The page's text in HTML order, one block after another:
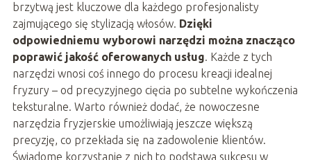
brzytwą jest kluczowe dla każdego profesjonalisty
zajmującego się stylizacją włosów. Dzięki
odpowiedniemu wyborowi narzędzi można znacząco
poprawić jakość oferowanych usług. Każde z tych
narzędzi wnosi coś innego do procesu kreacji idealnej
fryzury – od precyzyjnego cięcia po subtelne wykończenia
teksturalne. Warto również dodać, że nowoczesne
narzędzia fryzjerskie umożliwiają jeszcze większą
precyzję, co przekłada się na zadowolenie klientów.
Świadome korzystanie z nich to podstawa sukcesu w